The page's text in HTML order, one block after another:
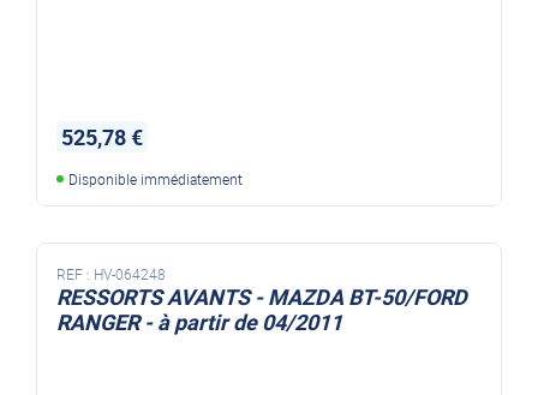
525,78 €
Disponible immédiatement
REF : HV-064248
RESSORTS AVANTS - MAZDA BT-50/FORD
RANGER - à partir de 04/2011